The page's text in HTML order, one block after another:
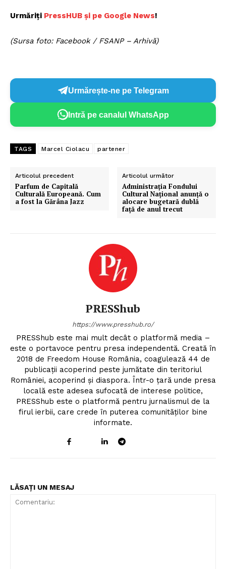
Urmăriți PressHUB și pe Google News!
(Sursa foto: Facebook / FSANP – Arhivă)
Urmărește-ne pe Telegram
Intră pe canalul WhatsApp
TAGS Marcel Ciolacu partener
Articolul precedent
Parfum de Capitală
Culturală Europeană. Cum
a fost la Gărâna Jazz
Articolul următor
Administrația Fondului
Cultural Național anunță o
alocare bugetară dublă
față de anul trecut
PRESShub
https://www.presshub.ro/
PRESShub este mai mult decât o platformă media –
este o portavoce pentru presa independentă. Creată în
2018 de Freedom House România, coagulează 44 de
publicații acoperind peste jumătate din teritoriul
României, acoperind și diaspora. Într-o țară unde presa
locală este adesea sufocată de interese politice,
PRESShub este o platformă pentru jurnalismul de la
firul ierbii, care crede în puterea comunităților bine
informate.
LĂSAȚI UN MESAJ